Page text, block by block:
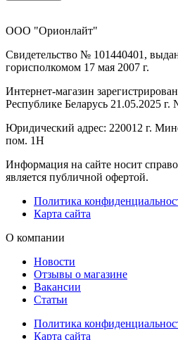
ООО "Орионлайт"
Свидетельство № 101440401,
горисполкомом 17 мая 2007 г.
Интернет-магазин
Республике Беларусь 21.05.2025 г.
Юридический адрес: 220012 г.
пом. 1Н
Информация на сайте носит
является публичной офертой.
Политика
Карта сайта
О компании
Новости
Отзывы о магазине
Вакансии
Статьи
Политика
Карта сайта